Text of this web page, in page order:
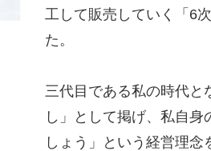
工して販売していく「6
た。
三代目である私の時代と
し」として掲げ、私自
しょう」という経営理